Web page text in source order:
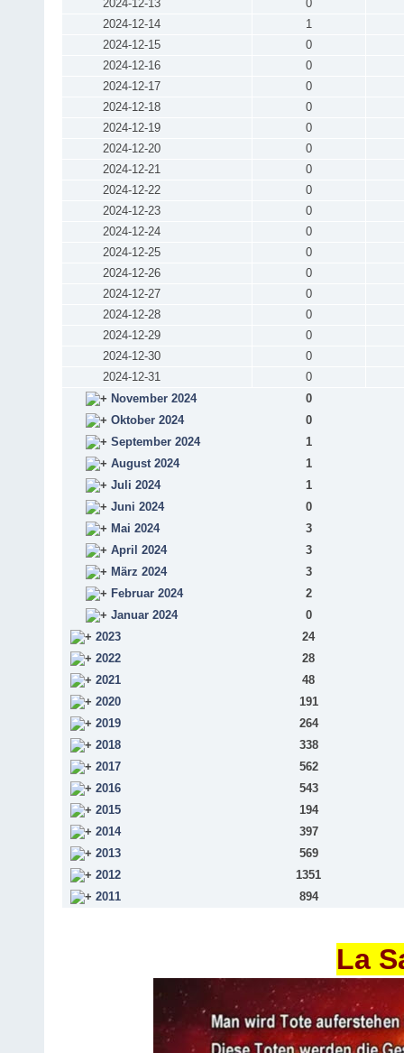
2024-12-13
0
2024-12-14
1
2024-12-15
0
2024-12-16
0
2024-12-17
0
2024-12-18
0
2024-12-19
0
2024-12-20
0
2024-12-21
0
2024-12-22
0
2024-12-23
0
2024-12-24
0
2024-12-25
0
2024-12-26
0
2024-12-27
0
2024-12-28
0
2024-12-29
0
2024-12-30
0
2024-12-31
0
November 2024
0
Oktober 2024
0
September 2024
1
August 2024
1
Juli 2024
1
Juni 2024
0
Mai 2024
3
April 2024
3
März 2024
3
Februar 2024
2
Januar 2024
0
2023
24
2022
28
2021
48
2020
191
2019
264
2018
338
2017
562
2016
543
2015
194
2014
397
2013
569
2012
1351
2011
894
La